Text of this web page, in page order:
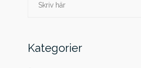
Sök
Kategorier